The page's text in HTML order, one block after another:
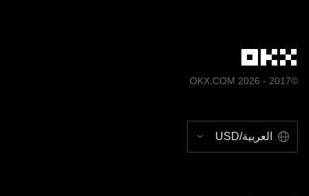
©2017 - 2026 OKX.COM
العربية/USD